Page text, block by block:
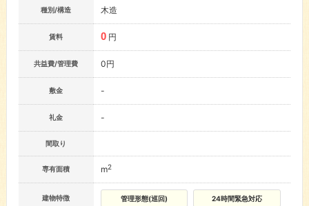
種別/構造 木造
賃料 0 円
共益費/管理費 0円
敷金 -
礼金 -
間取り
専有面積 m2
建物特徴 管理形態(巡回) 24時間緊急対応